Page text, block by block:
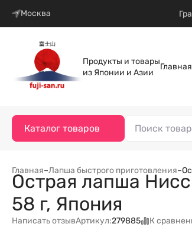
Москва
Продукты и товары
из Японии и Азии
Главная
Каталог товаров
Главная–Лапша быстрого приготовления–
Острая лапша
58 г, Япония
Написать отзывАртикул:279885 К